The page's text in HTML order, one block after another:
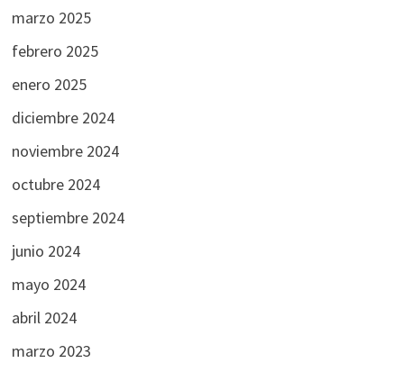
marzo 2025
febrero 2025
enero 2025
diciembre 2024
noviembre 2024
octubre 2024
septiembre 2024
junio 2024
mayo 2024
abril 2024
marzo 2023